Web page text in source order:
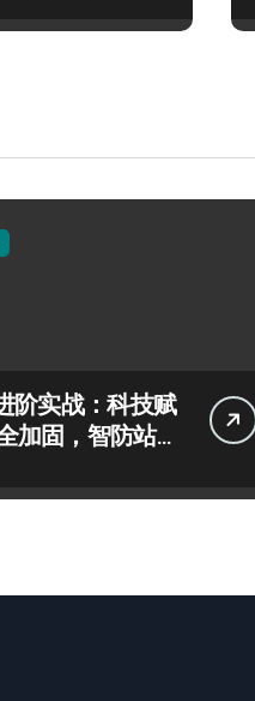
阶实战：科技赋
加固，智防站长